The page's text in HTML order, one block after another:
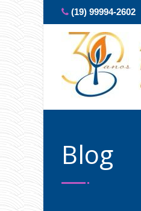
(19) 99994-2602
Blog